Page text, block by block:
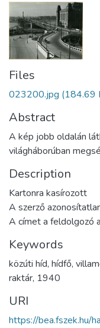
Files
023200.jpg (184.69
Abstract
A kép jobb oldalán
világháborúban
Description
Kartonra kasírozott
A szerző
A címet a feldolgozó
Keywords
közúti híd, hídfő,
raktár, 1940
URI
https://